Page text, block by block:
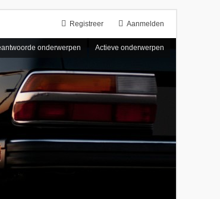
Aanmelden
Registreer
onderwerpen Actieve onderwerpen